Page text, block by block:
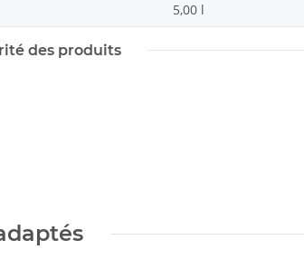
5,00 l
des produits